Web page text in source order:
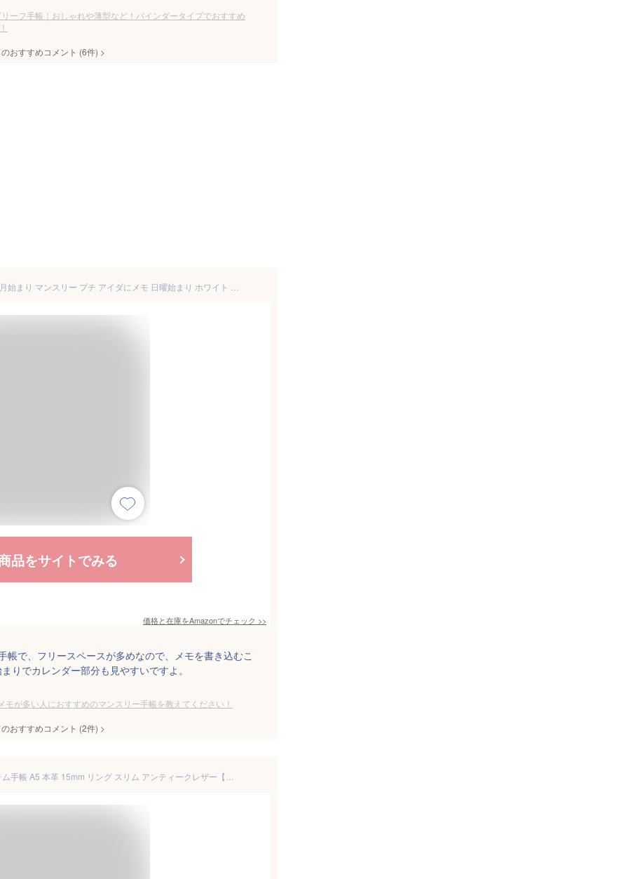
ーフ手帳｜おしゃれや薄型など！バインダータイプでおすすめ
おすすめコメント (6件) >
品をサイトでみる
価格と在庫をAmazonでチェック >>
帳で、フリースペースが多めなので、メモを書き込むこ
りでカレンダー部分も見やすいですよ。
モが多い人におすすめのマンスリー手帳を教えてください！
おすすめコメント (2件) >